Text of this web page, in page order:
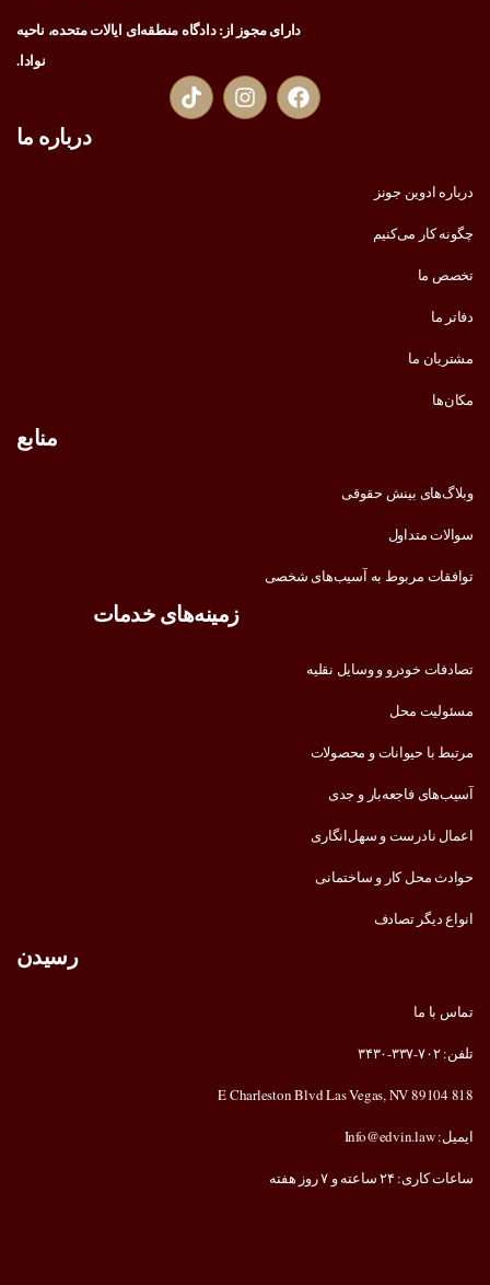
دارای مجوز از: دادگاه منطقه‌ای ایالات متحده، ناحیه
نوادا.
درباره ما
درباره ادوین جونز
چگونه کار می‌کنیم
تخصص ما
دفاتر ما
مشتریان ما
مکان‌ها
منابع
وبلاگ‌های بینش حقوقی
سوالات متداول
توافقات مربوط به آسیب‌های شخصی
زمینه‌های خدمات
تصادفات خودرو و وسایل نقلیه
مسئولیت محل
مرتبط با حیوانات و محصولات
آسیب‌های فاجعه‌بار و جدی
اعمال نادرست و سهل‌انگاری
حوادث محل کار و ساختمانی
انواع دیگر تصادف
رسیدن
تماس با ما
تلفن: ۷۰۲-۳۳۷-۳۴۳۰
818 E Charleston Blvd Las Vegas, NV 89104
ایمیل: Info@edvin.law
ساعات کاری: ۲۴ ساعته و ۷ روز هفته